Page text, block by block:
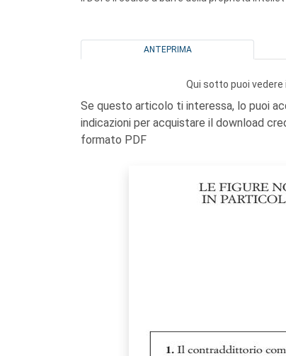
ANTEPRIMA
Qui sotto puoi
Se questo articolo ti interessa, lo puoi
indicazioni per acquistare il download
formato PDF